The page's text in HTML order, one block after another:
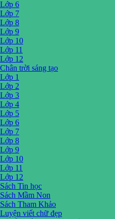
Lớp 6
Lớp 7
Lớp 8
Lớp 9
Lớp 10
Lớp 11
Lớp 12
Chân trời sáng tạo
Lớp 1
Lớp 2
Lớp 3
Lớp 4
Lớp 5
Lớp 6
Lớp 7
Lớp 8
Lớp 9
Lớp 10
Lớp 11
Lớp 12
Sách Tin học
Sách Mầm Non
Sách Tham Khảo
Luyện viết chữ đẹp